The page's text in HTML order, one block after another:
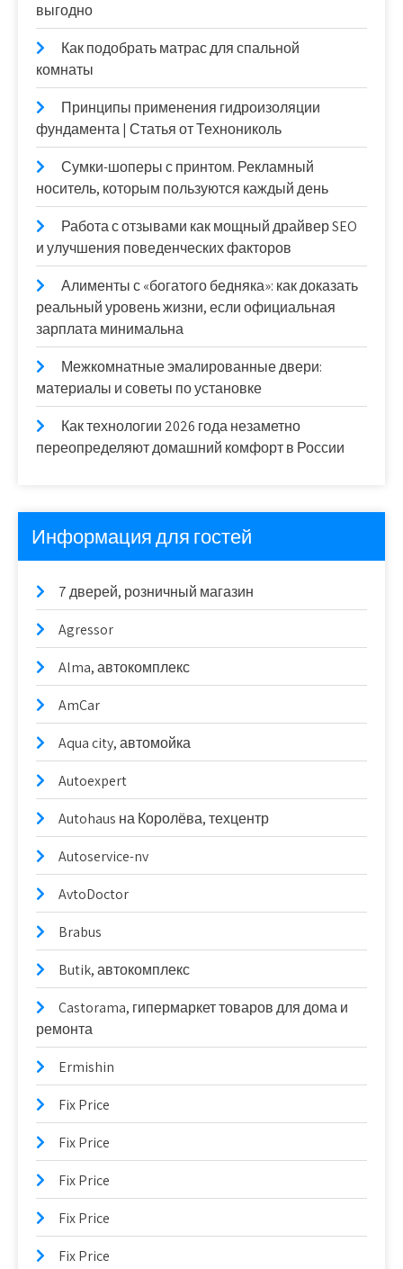
выгодно
Как подобрать матрас для спальной
комнаты
Принципы применения гидроизоляции
фундамента | Статья от Технониколь
Сумки-шоперы с принтом. Рекламный
носитель, которым пользуются каждый день
Работа с отзывами как мощный драйвер SEO
и улучшения поведенческих факторов
Алименты с «богатого бедняка»: как доказать
реальный уровень жизни, если официальная
зарплата минимальна
Межкомнатные эмалированные двери:
материалы и советы по установке
Как технологии 2026 года незаметно
переопределяют домашний комфорт в России
Информация для гостей
7 дверей, розничный магазин
Agressor
Alma, автокомплекс
AmCar
Aqua city, автомойка
Autoexpert
Autohaus на Королёва, техцентр
Autoservice-nv
AvtoDoctor
Brabus
Butik, автокомплекс
Castorama, гипермаркет товаров для дома и
ремонта
Ermishin
Fix Price
Fix Price
Fix Price
Fix Price
Fix Price